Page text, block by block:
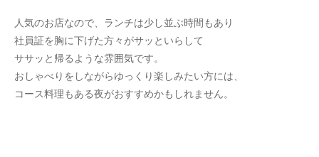
人気のお店なので、ランチは少し並ぶ時間もあり
社員証を胸に下げた方々がサッといらして
ササッと帰るような雰囲気です。
おしゃべりをしながらゆっくり楽しみたい方には、
コース料理もある夜がおすすめかもしれません。